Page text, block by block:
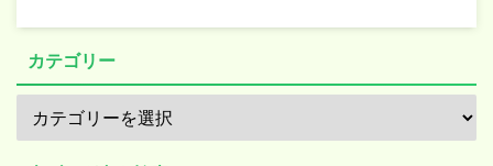
カテゴリー